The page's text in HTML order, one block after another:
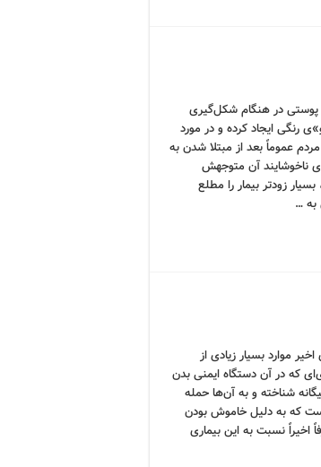
در هنگام شکل‌گیری
رنگی ایجاد کرده و در مورد
عموماً بعد از مبتلا شدن به
ناخوشایند آن متوجهش
زودتر بیمار را مطلع
به …
موارد بسیار زیادی از
که در آن دستگاه ایمنی بدن
شناخته و به آن‌ها حمله
که به دلیل خاموش بودن
اخیراً نسبت به این بیماری